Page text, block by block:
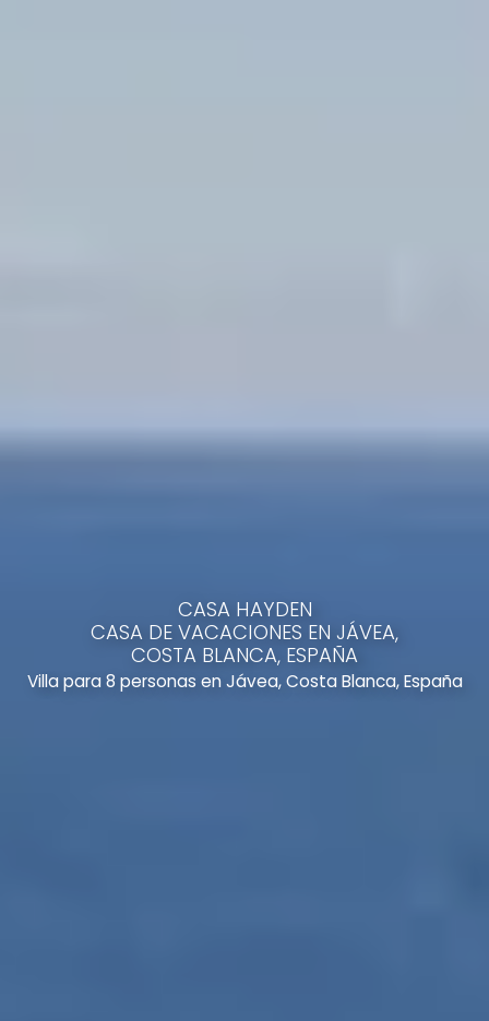
CASA HAYDEN
CASA DE VACACIONES EN JÁVEA,
COSTA BLANCA, ESPAÑA
Villa para 8 personas en Jávea, Costa Blanca, España